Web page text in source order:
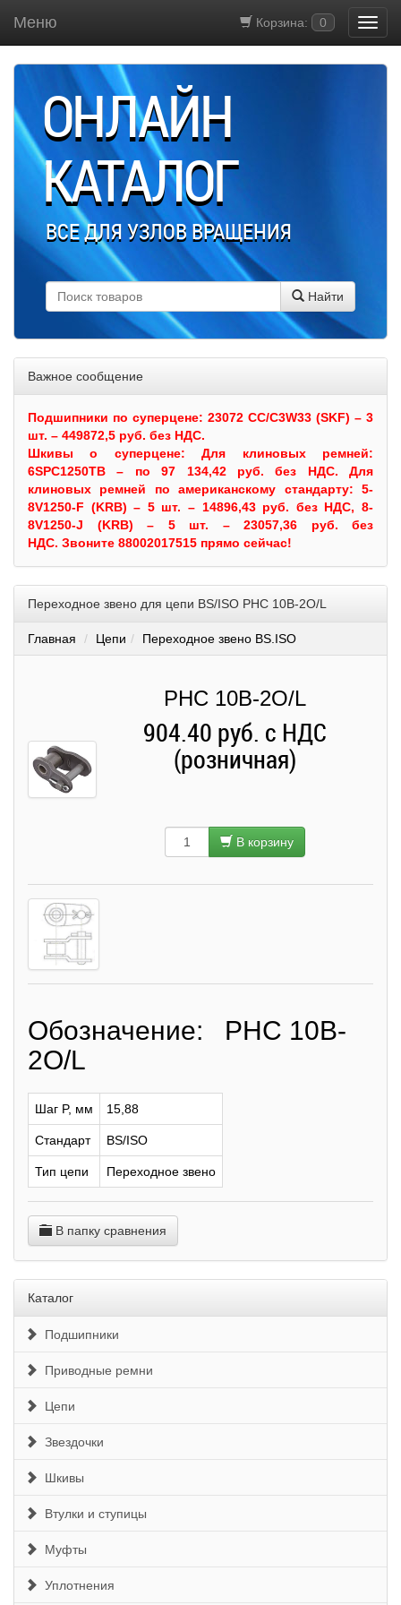
Корзина: 0
Меню
ОНЛАЙН
КАТАЛОГ
ВСЕ ДЛЯ УЗЛОВ ВРАЩЕНИЯ
Найти
Важное сообщение
Подшипники по суперцене: 23072 CC/C3W33 (SKF) – 3
шт. – 449872,5 руб. без НДС.
Шкивыо суперцене:Для клиновых ремней:
6SPC1250TB – по 97 134,42 руб. без НДС. Для
клиновых ремней по американскому стандарту: 5-
8V1250-F (KRB) – 5 шт. – 14896,43 руб. без НДС, 8-
8V1250-J (KRB) – 5 шт. – 23057,36 руб. без
НДС. Звоните 88002017515 прямо сейчас!
Переходное звено для цепи BS/ISO PHC 10B-2O/L
Главная Цепи Переходное звено BS.ISO
PHC 10B-2O/L
904.40 руб. с НДС
(розничная)
В корзину
Обозначение: PHC 10B-
2O/L
Шаг P, мм 15,88
Стандарт BS/ISO
Тип цепи Переходное звено
В папку сравнения
Каталог
Подшипники
Приводные ремни
Цепи
Звездочки
Шкивы
Втулки и ступицы
Муфты
Уплотнения